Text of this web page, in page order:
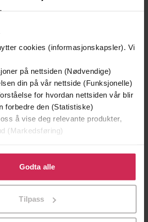
cookies (informasjonskapsler). Vi
på nettsiden (Nødvendige)
din på vår nettside (Funksjonelle)
for hvordan nettsiden vår blir
forbedre den (Statistiske)
å vise deg relevante produkter,
(Markedsføring)
for å gi oss ditt samtykke til å
disse formålene. Du kan også
til spesifikke formål ved å klikke
Godta alle
Tilpass